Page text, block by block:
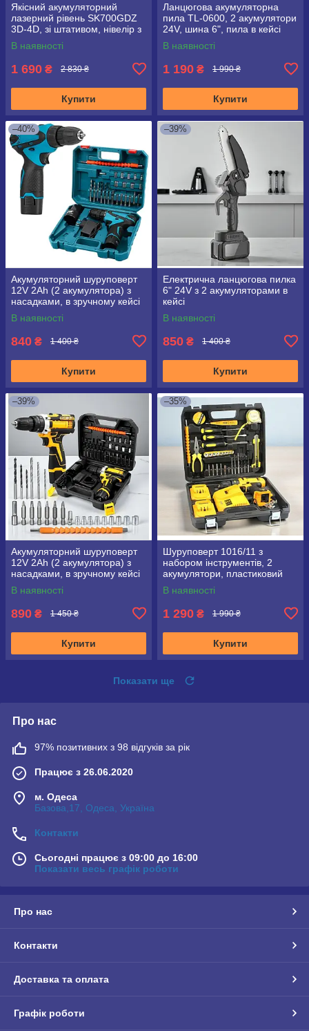
Якісний акумуляторний
лазерний рівень SK700GDZ
3D-4D, зі штативом, нівелір з
16 променями
В наявності
1 690 ₴ 2 830 ₴
Купити
Ланцюгова акумуляторна
пила TL-0600, 2 акумулятори
24V, шина 6", пила в кейсі
В наявності
1 190 ₴ 1 990 ₴
Купити
–40%
Акумуляторний шуруповерт
12V 2Ah (2 акумулятора) з
насадками, в зручному кейсі
В наявності
840 ₴ 1 400 ₴
Купити
–39%
Електрична ланцюгова пилка
6" 24V з 2 акумуляторами в
кейсі
В наявності
850 ₴ 1 400 ₴
Купити
–39%
Акумуляторний шуруповерт
12V 2Ah (2 акумулятора) з
насадками, в зручному кейсі
В наявності
890 ₴ 1 450 ₴
Купити
–35%
Шуруповерт 1016/11 з
набором інструментів, 2
акумулятори, пластиковий
кейс
В наявності
1 290 ₴ 1 990 ₴
Купити
Показати ще
Про нас
97% позитивних з 98 відгуків за рік
Працює з 26.06.2020
м. Одеса
Базова,17, Одеса, Україна
Контакти
Сьогодні працює з 09:00 до 16:00
Показати весь графік роботи
Про нас
Контакти
Доставка та оплата
Графік роботи